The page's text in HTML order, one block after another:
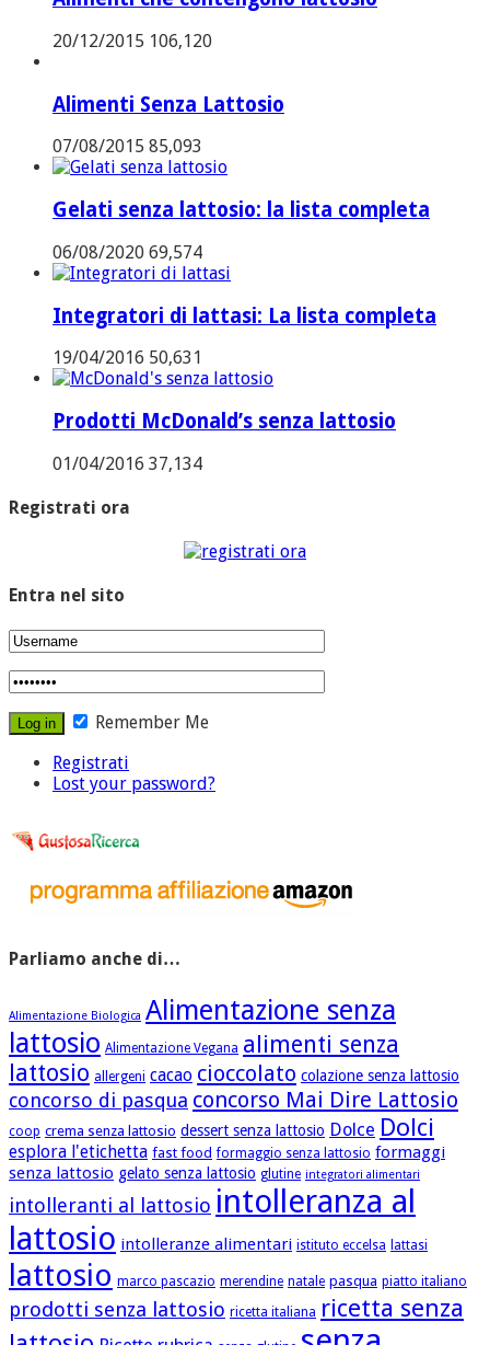
20/12/2015 106,120
Alimenti Senza Lattosio
07/08/2015 85,093
Gelati senza lattosio: la lista completa
06/08/2020 69,574
Integratori di lattasi: La lista completa
19/04/2016 50,631
Prodotti McDonald’s senza lattosio
01/04/2016 37,134
Registrati ora
Entra nel sito
Remember Me
Registrati
Lost your password?
Parliamo anche di…
Alimentazione Biologica Alimentazione senza
lattosio Alimentazione Vegana alimenti senza
lattosio allergeni cacao cioccolato colazione senza lattosio
concorso di pasqua concorso Mai Dire Lattosio
coop crema senza lattosio dessert senza lattosio Dolce Dolci
esplora l'etichetta fast food formaggio senza lattosio formaggi
senza lattosio gelato senza lattosio glutine integratori alimentari
intolleranti al lattosio intolleranza al
lattosio intolleranze alimentari istituto eccelsa lattasi
lattosio marco pascazio merendine natale pasqua piatto italiano
prodotti senza lattosio ricetta italiana ricetta senza